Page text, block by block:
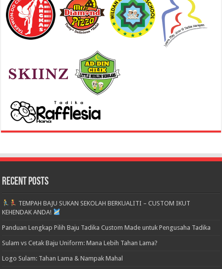
Recent Posts
TEMPAH BAJU SUKAN SEKOLAH BERKUALITI – CUSTOM IKUT
KEHENDAK ANDA!
Panduan Lengkap Pilih Baju Tadika Custom Made untuk Pengusaha Tadika
Sulam vs Cetak Baju Uniform: Mana Lebih Tahan Lama?
Logo Sulam: Tahan Lama & Nampak Mahal